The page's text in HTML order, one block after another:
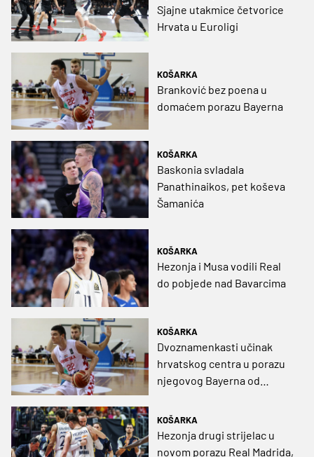
Sjajne utakmice četvorice
Hrvata u Euroligi
KOŠARKA
Branković bez poena u
domaćem porazu Bayerna
KOŠARKA
Baskonia svladala
Panathinaikos, pet koševa
Šamanića
KOŠARKA
Hezonja i Musa vodili Real
do pobjede nad Bavarcima
KOŠARKA
Dvoznamenkasti učinak
hrvatskog centra u porazu
njegovog Bayerna od
KOŠARKA
Hezonja drugi strijelac u
novom porazu Real Madrida,